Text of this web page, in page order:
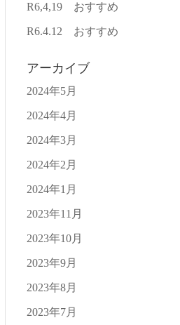
R6,4,19 おすすめ
R6.4.12 おすすめ
アーカイブ
2024年5月
2024年4月
2024年3月
2024年2月
2024年1月
2023年11月
2023年10月
2023年9月
2023年8月
2023年7月